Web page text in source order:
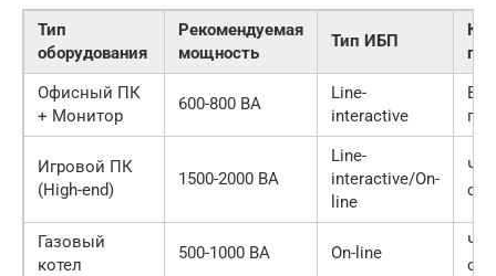
Тип
оборудования
Рекомендуемая
мощность
Тип ИБП
Офисный ПК
+ Монитор
600-800 ВА
Line-
interactive
Игровой ПК
(High-end)
1500-2000 ВА
Line-
interactive/On-
line
Газовый
котел
500-1000 ВА On-line